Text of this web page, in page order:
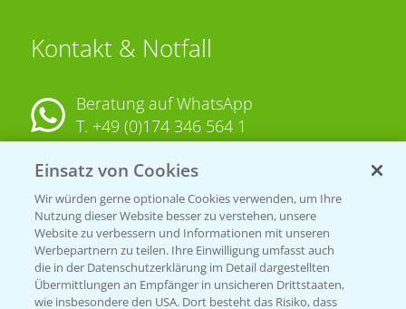
Kontakt & Notfall
Beratung auf WhatsApp
T. +49 (0)174 346 564 1
KONTAKT
Hilfe in Notfällen
T.+49 (0)214/30-20220
Einsatz von Cookies
Wir würden gerne optionale Cookies verwenden, um Ihre
Nutzung dieser Website besser zu verstehen, unsere
Website zu verbessern und Informationen mit unseren
Werbepartnern zu teilen. Ihre Einwilligung umfasst auch
die in der Datenschutzerklärung im Detail dargestellten
Übermittlungen an Empfänger in unsicheren Drittstaaten,
wie insbesondere den USA. Dort besteht das Risiko, dass